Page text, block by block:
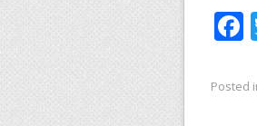
F
Posted